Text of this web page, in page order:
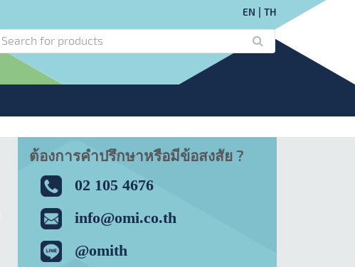
EN TH
ต้องการคำปรึกษาหรือมีข้อสงสัย ?
02 105 4676
info@omi.co.th
@omith